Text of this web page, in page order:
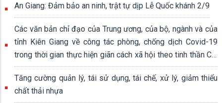
An Giang: Đảm bảo an ninh, trật tự dịp Lễ Quốc khánh 2/9
Các văn bản chỉ đạo của Trung ương, của bộ, ngành và của
tỉnh Kiên Giang về công tác phòng, chống dịch Covid-19
trong thời gian thực hiện giãn cách xã hội theo tinh thần Chỉ
thị số 16/CT-TTg ngày 31/3/2020 của Thủ tướng Chính
phủ
Tăng cường quản lý, tái sử dụng, tái chế, xử lý, giảm thiểu
chất thải nhựa